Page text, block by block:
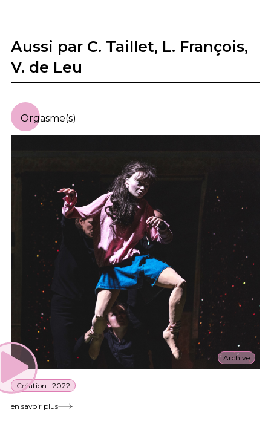
Aussi par C. Taillet, L. François,
V. de Leu
Orgasme(s)
Archive
Création : 2022
en savoir plus